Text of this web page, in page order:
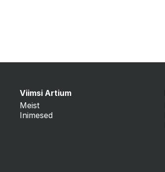
Viimsi Artium
Meist
Inimesed